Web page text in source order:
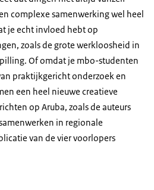
complexe samenwerking wel heel
je echt invloed hebt op
zoals de grote werkloosheid in
Of omdat je mbo-studenten
praktijkgericht onderzoek en
een heel nieuwe creatieve
op Aruba, zoals de auteurs
in regionale
van de vier voorlopers